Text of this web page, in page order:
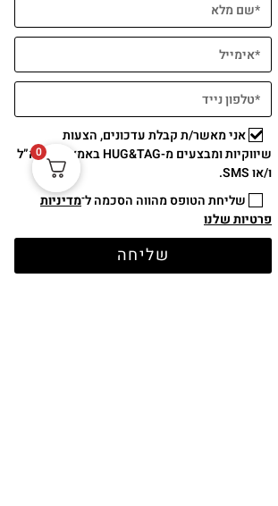
0
אני מאשר/ת קבלת עדכונים, הצעות
שיווקיות ומבצעים מ-HUG&TAG באמצעות דוא”ל
ו/או SMS.
שליחת הטופס מהווה הסכמה ל־מדיניות
פרטיות שלנו
שליחה